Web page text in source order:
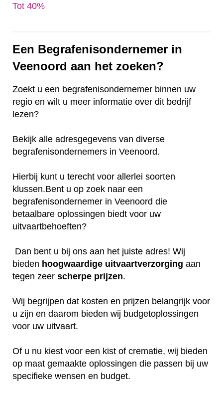
Tot 40%‎
Een Begrafenisondernemer in
Veenoord aan het zoeken?
Zoekt u een begrafenisondernemer binnen uw
regio en wilt u meer informatie over dit bedrijf
lezen?
Bekijk alle adresgegevens van diverse
begrafenisondernemers in Veenoord.
Hierbij kunt u terecht voor allerlei soorten
klussen.Bent u op zoek naar een
begrafenisondernemer in Veenoord die
betaalbare oplossingen biedt voor uw
uitvaartbehoeften?
Dan bent u bij ons aan het juiste adres! Wij
bieden hoogwaardige uitvaartverzorging aan
tegen zeer scherpe prijzen.
Wij begrijpen dat kosten en prijzen belangrijk voor
u zijn en daarom bieden wij budgetoplossingen
voor uw uitvaart.
Of u nu kiest voor een kist of crematie, wij bieden
op maat gemaakte oplossingen die passen bij uw
specifieke wensen en budget.